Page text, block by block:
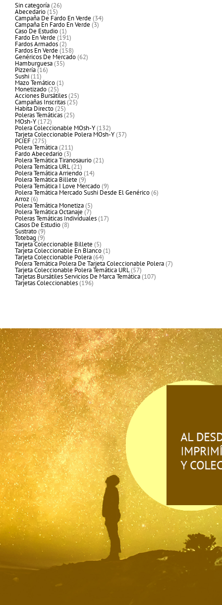
Sin categoría 2626
productos
Abecedario 1515
productos
Campaña De Fardo En Verde 3434
productos
Campaña En Fardo En Verde 33
productos
Caso De Estudio 11
producto
Fardo En Verde 191191
productos
Fardos Armados 22
productos
Fardos En Verde 158158
productos
Genéricos De Mercado 6262
productos
Hamburguesa 3535
productos
Pizzería 1616
productos
Sushi 1111
productos
Mazo Temático 11
producto
Monetizado 2525
productos
Acciones Bursátiles 2525
productos
Campañas Inscritas 2525
productos
Habita Directo 2525
productos
Poleras Temáticas 2525
productos
MOsh-Y 172172
productos
Polera Coleccionable MOsh-Y 132132
productos
Tarjeta Coleccionable Polera MOsh-Y 3737
productos
PCIEF 275275
productos
Polera Temática 211211
productos
Fardo Abecedario 33
productos
Polera Temática Tiranosaurio 2121
productos
Polera Temática URL 2121
productos
Polera Temática Arriendo 1414
productos
Polera Temática Billete 99
productos
Polera Temática I Love Mercado 99
productos
Polera Temática Mercado Sushi Desde El Genérico 66
productos
Arroz 66
productos
Polera Temática Monetiza 55
productos
Polera Temática Octanaje 77
productos
Poleras Temáticas Individuales 1717
productos
Casos De Estudio 88
productos
Sustrato 99
productos
Totebag 99
productos
Tarjeta Coleccionable Billete 55
productos
Tarjeta Coleccionable En Blanco 11
producto
Tarjeta Coleccionable Polera 6464
productos
Polera Temática Polera De Tarjeta Coleccionable Polera 77
productos
Tarjeta Coleccionable Polera Temática URL 5757
productos
Tarjetas Bursátiles Servicios De Marca Temática 107107
productos
Tarjetas Coleccionables 196196
productos